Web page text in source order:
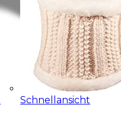
Schnellansicht